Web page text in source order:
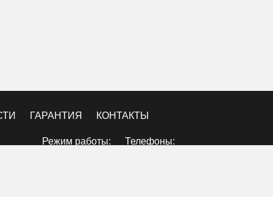
ГАРАНТИЯ КОНТАКТЫ
Режим работы:
Телефоны: